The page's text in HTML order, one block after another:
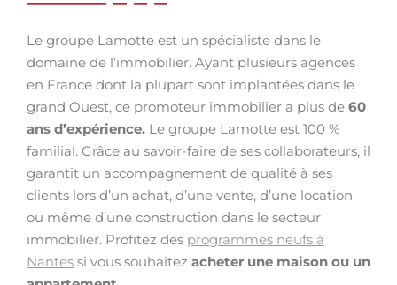
Le groupe Lamotte est un spécialiste dans le
domaine de l’immobilier. Ayant plusieurs agences
en France dont la plupart sont implantées dans le
grand Ouest, ce promoteur immobilier a plus de 60
ans d’expérience. Le groupe Lamotte est 100 %
familial. Grâce au savoir-faire de ses collaborateurs, il
garantit un accompagnement de qualité à ses
clients lors d’un achat, d’une vente, d’une location
ou même d’une construction dans le secteur
immobilier. Profitez des programmes neufs à
Nantes si vous souhaitez acheter une maison ou un